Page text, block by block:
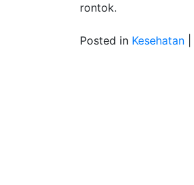
rontok.
Posted in Kesehatan